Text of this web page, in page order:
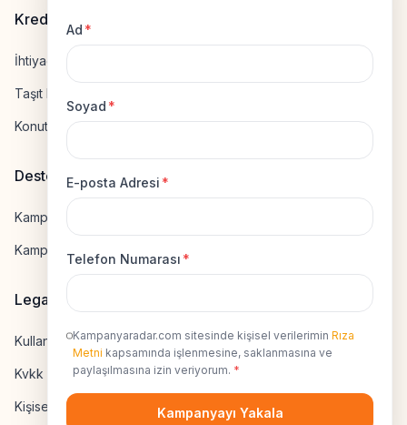
Ad *
Soyad *
E-posta Adresi *
Telefon Numarası *
Kampanyaradar.com sitesinde kişisel verilerimin Rıza
Metni kapsamında işlenmesine, saklanmasına ve
paylaşılmasına izin veriyorum. *
Kampanyayı Yakala
Kredi Hesapla
İhtiyaç Kredisi Hesapla
Taşıt Kredisi Hesapla
Konut Kredisi Hesapla
Destek
Kampanya Gönderme
Kampanyaya Katılma
Legal
Kullanıcı Sözleşmesi
Kvkk Uyumluluk
Kişisel Veri İzni